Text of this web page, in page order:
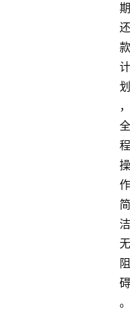
期
还
款
计
划
，
全
程
操
作
简
洁
无
阻
碍
。